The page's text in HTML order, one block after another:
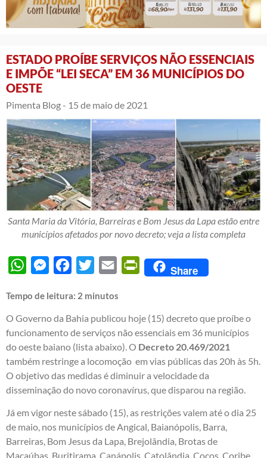
ESTADO PROÍBE SERVIÇOS NÃO ESSENCIAIS
E IMPÕE “LEI SECA” EM 36 MUNICÍPIOS DO
OESTE
Pimenta Blog - 15 de maio de 2021
Santa Maria da Vitória, Barreiras e Bom Jesus da Lapa estão entre
municípios afetados por novo decreto; veja a lista completa
WhatsAppMessengerFacebook
Twitter Email PrintFriendly
Share
Tempo de leitura: 2 minutos
O Governo da Bahia publicou hoje (15) decreto que proíbe o
funcionamento de serviços não essenciais em 36 municípios
do oeste baiano (lista abaixo). O Decreto 20.469/2021
também restringe a locomoção em vias públicas das 20h às 5h.
O objetivo das medidas é diminuir a velocidade da
disseminação do novo coronavírus, que disparou na região.
Já em vigor neste sábado (15), as restrições valem até o dia 25
de maio, nos municípios de Angical, Baianópolis, Barra,
Barreiras, Bom Jesus da Lapa, Brejolândia, Brotas de
Macaúbas, Buritirama, Canápolis, Catolândia, Cocos, Coribe,